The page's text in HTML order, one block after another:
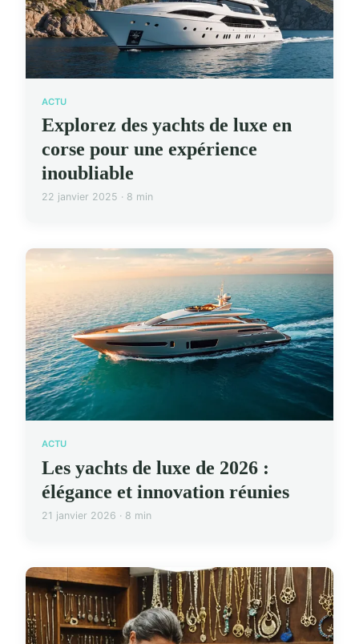
ACTU
Explorez des yachts de luxe en
corse pour une expérience
inoubliable
22 janvier 2025 · 8 min
ACTU
Les yachts de luxe de 2026 :
élégance et innovation réunies
21 janvier 2026 · 8 min